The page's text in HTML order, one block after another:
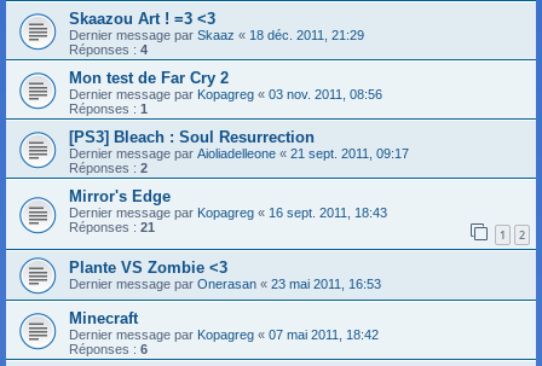
Skaazou Art ! =3 <3
Dernier message par Skaaz « 18 déc. 2011, 21:29
Réponses : 4
Mon test de Far Cry 2
Dernier message par Kopagreg « 03 nov. 2011, 08:56
Réponses : 1
[PS3] Bleach : Soul Resurrection
Dernier message par Aioliadelleone « 21 sept. 2011, 09:17
Réponses : 2
Mirror's Edge
Dernier message par Kopagreg « 16 sept. 2011, 18:43
Réponses : 21 1 2
Plante VS Zombie <3
Dernier message par Onerasan « 23 mai 2011, 16:53
Minecraft
Dernier message par Kopagreg « 07 mai 2011, 18:42
Réponses : 6